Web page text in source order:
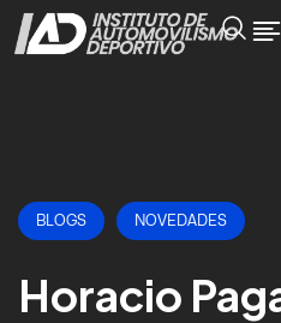
BLOGS NOVEDADES
Horacio